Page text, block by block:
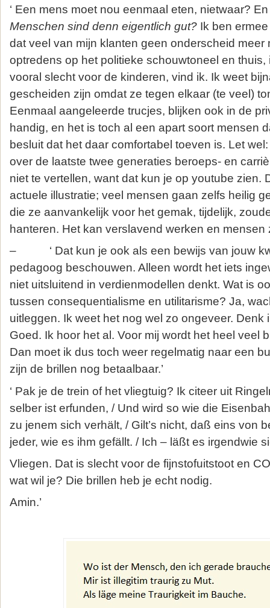
‘ Een mens moet nou eenmaal eten, nietwaar?
Menschen sind denn eigentlich gut? Ik ben
dat veel van mijn klanten geen onderscheid meer
optredens op het politieke schouwtoneel en thuis,
vooral slecht voor de kinderen, vind ik. Ik weet
gescheiden zijn omdat ze tegen elkaar (te veel)
Eenmaal aangeleerde trucjes, blijken ook in de
handig, en het is toch al een apart soort mensen
besluit dat het daar comfortabel toeven is. Let
over de laatste twee generaties beroeps- en
niet te vertellen, want dat kun je op youtube zien.
actuele illustratie; veel mensen gaan zelfs heilig
die ze aanvankelijk voor het gemak, tijdelijk,
hanteren. Het kan verslavend werken en mensen
– ‘ Dat kun je ook als een bewijs van jouw
pedagoog beschouwen. Alleen wordt het iets
niet uitsluitend in verdienmodellen denkt. Wat is
tussen consequentialisme en utilitarisme? Ja,
uitleggen. Ik weet het nog wel zo ongeveer. Denk
Goed. Ik hoor het al. Voor mij wordt het heel veel
Dan moet ik dus toch weer regelmatig naar een
zijn de brillen nog betaalbaar.’
‘ Pak je de trein of het vliegtuig? Ik citeer uit
selber ist erfunden, / Und wird so wie die
zu jenem sich verhält, / Gilt’s nicht, daß eins von
jeder, wie es ihm gefällt. / Ich – läßt es irgendwie
Vliegen. Dat is slecht voor de fijnstofuitstoot en
wat wil je? Die brillen heb je echt nodig.
Amin.’